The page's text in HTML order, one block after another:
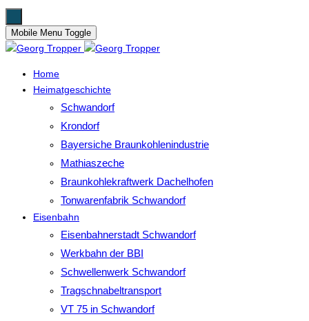
Mobile Menu Toggle
Home
Heimatgeschichte
Schwandorf
Krondorf
Bayersiche Braunkohlenindustrie
Mathiaszeche
Braunkohlekraftwerk Dachelhofen
Tonwarenfabrik Schwandorf
Eisenbahn
Eisenbahnerstadt Schwandorf
Werkbahn der BBI
Schwellenwerk Schwandorf
Tragschnabeltransport
VT 75 in Schwandorf